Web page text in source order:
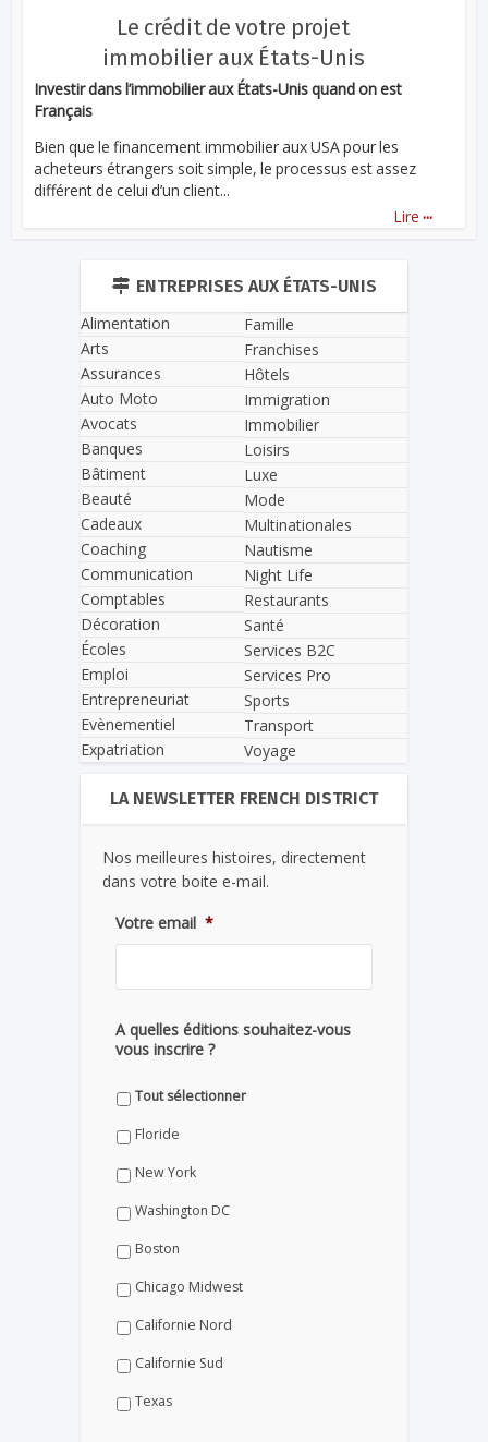
Le crédit de votre projet
immobilier aux États-Unis
Investir dans l’immobilier aux États-Unis quand on est
Français
Bien que le financement immobilier aux USA pour les
acheteurs étrangers soit simple, le processus est assez
différent de celui d’un client...
Lire ...
ENTREPRISES AUX ÉTATS-UNIS
Alimentation
Arts
Assurances
Auto Moto
Avocats
Banques
Bâtiment
Beauté
Cadeaux
Coaching
Communication
Comptables
Décoration
Écoles
Emploi
Entrepreneuriat
Evènementiel
Expatriation
Famille
Franchises
Hôtels
Immigration
Immobilier
Loisirs
Luxe
Mode
Multinationales
Nautisme
Night Life
Restaurants
Santé
Services B2C
Services Pro
Sports
Transport
Voyage
LA NEWSLETTER FRENCH DISTRICT
Nos meilleures histoires, directement
dans votre boite e-mail.
Votre email *
A quelles éditions souhaitez-vous
vous inscrire ?
Tout sélectionner
Floride
New York
Washington DC
Boston
Chicago Midwest
Californie Nord
Californie Sud
Texas